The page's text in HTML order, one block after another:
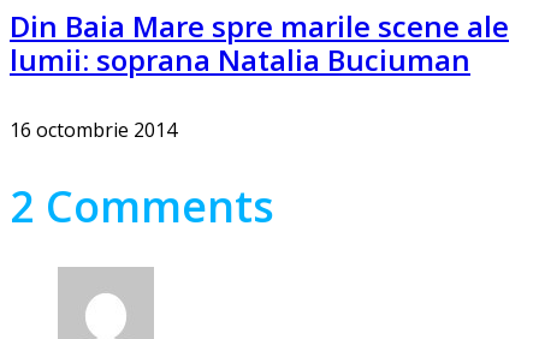
Din Baia Mare spre marile scene ale
lumii: soprana Natalia Buciuman
16 octombrie 2014
2 Comments